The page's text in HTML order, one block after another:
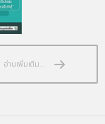
อ่านเพิ่มเติม...